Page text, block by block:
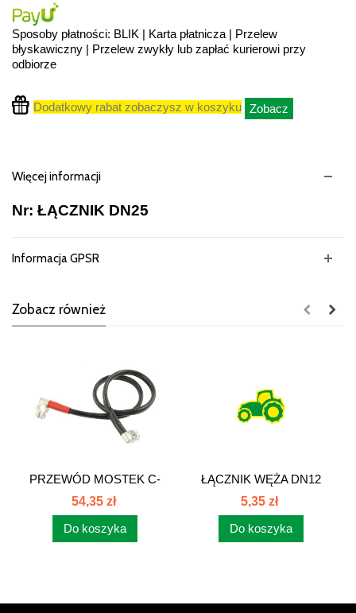
Sposoby płatności: BLIK | Karta płatnicza | Przelew
błyskawiczny | Przelew zwykły lub zapłać kurierowi przy
odbiorze
Dodatkowy rabat zobaczysz w koszyku Zobacz
Więcej informacji
Nr: ŁĄCZNIK DN25
Informacja GPSR
Zobacz również
PRZEWÓD MOSTEK C-
330 42/34-122/2...
54,35 zł
Do koszyka
ŁĄCZNIK WĘŻA DN12
5,35 zł
Do koszyka